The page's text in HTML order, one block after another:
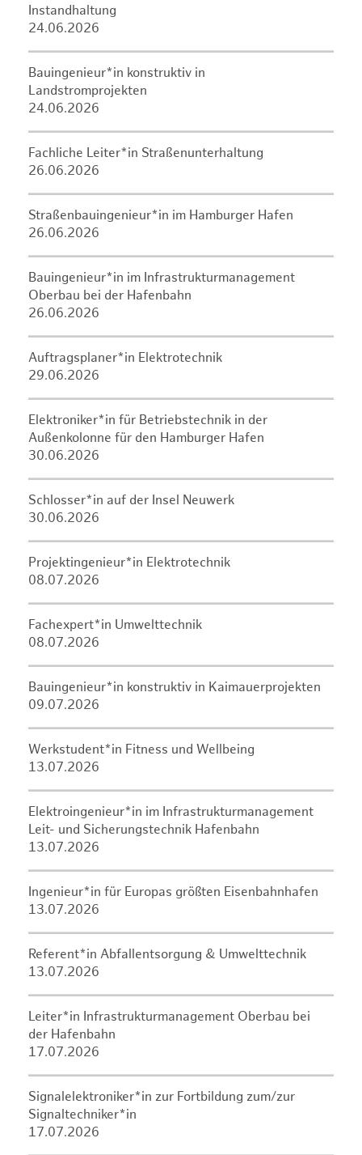
Instandhaltung
24.06.2026
Bauingenieur*in konstruktiv in
Landstromprojekten
24.06.2026
Fachliche Leiter*in Straßenunterhaltung
26.06.2026
Straßenbauingenieur*in im Hamburger Hafen
26.06.2026
Bauingenieur*in im Infrastrukturmanagement
Oberbau bei der Hafenbahn
26.06.2026
Auftragsplaner*in Elektrotechnik
29.06.2026
Elektroniker*in für Betriebstechnik in der
Außenkolonne für den Hamburger Hafen
30.06.2026
Schlosser*in auf der Insel Neuwerk
30.06.2026
Projektingenieur*in Elektrotechnik
08.07.2026
Fachexpert*in Umwelttechnik
08.07.2026
Bauingenieur*in konstruktiv in Kaimauerprojekten
09.07.2026
Werkstudent*in Fitness und Wellbeing
13.07.2026
Elektroingenieur*in im Infrastrukturmanagement
Leit- und Sicherungstechnik Hafenbahn
13.07.2026
Ingenieur*in für Europas größten Eisenbahnhafen
13.07.2026
Referent*in Abfallentsorgung & Umwelttechnik
13.07.2026
Leiter*in Infrastrukturmanagement Oberbau bei
der Hafenbahn
17.07.2026
Signalelektroniker*in zur Fortbildung zum/zur
Signaltechniker*in
17.07.2026